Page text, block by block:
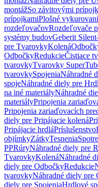
montážSo závitovými
prípojkamiPlošné
rozdeľovačovRozdeľovače
systémy budovGeberit
pre TvarovkyKolená
OdbočkyRedukcieČistiace
tvarovkyTvarovky
tvarovkySpojeniaNáhradné
spojeNáhradné diely pre
na iné materiályNáhradné
materiályPripojenia
Pripojenia zariaďovacích
diely pre Pripájacie kolená
Pripájacie hrdláPríslušenstvo
objímkyZátkyTesnenia
PPRúryNáhradné diely pre
TvarovkyKolenáNáhradné
diely pre OdbočkyRedukcie
tvarovkyNáhradné diely pre
diely pre SpojeniaHrdlové